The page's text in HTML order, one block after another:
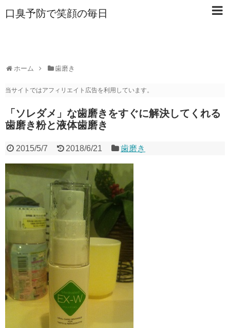
口臭予防で笑顔の毎日
ホーム 歯磨き
当サイトではアフィリエイト広告を利用しています。
「ソレダメ」な歯磨きをすぐに解決してくれる
歯磨き粉と液体歯磨き
2015/5/7 2018/6/21 歯磨き